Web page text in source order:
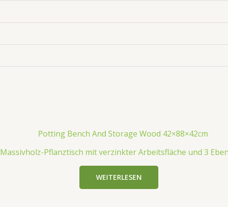
Massivholz-Pflanztisch mit verzinkter Arbeitsfläche und 3
WEITERLESEN